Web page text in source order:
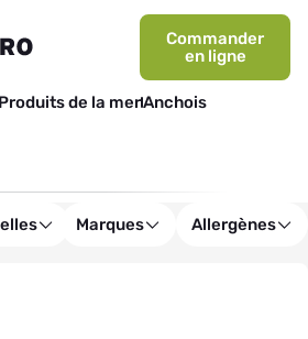
Commander
en ligne
Produits de la merAnchois
Marques Allergènes